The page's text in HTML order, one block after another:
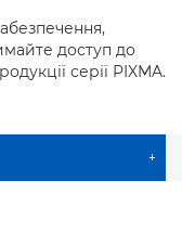
доступ до
серії PIXMA.
+